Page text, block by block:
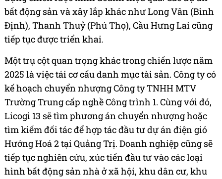
bất động sản và xây lắp khác như Long Vân (Bình
Định), Thanh Thuỷ (Phú Thọ), Cầu Hưng Lai cũng
tiếp tục được triển khai.
Một trụ cột quan trọng khác trong chiến lược năm
2025 là việc tái cơ cấu danh mục tài sản. Công ty có
kế hoạch chuyển nhượng Công ty TNHH MTV
Trường Trung cấp nghề Công trình 1. Cùng với đó,
Licogi 13 sẽ tìm phương án chuyển nhượng hoặc
tìm kiếm đối tác để hợp tác đầu tư dự án điện gió
Hướng Hoá 2 tại Quảng Trị. Doanh nghiệp cũng sẽ
tiếp tục nghiên cứu, xúc tiến đầu tư vào các loại
hình bất động sản nhà ở xã hội, khu dân cư, khu